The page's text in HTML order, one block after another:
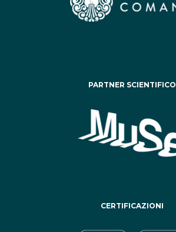
PARTNER SCIENTIFICO
CERTIFICAZIONI